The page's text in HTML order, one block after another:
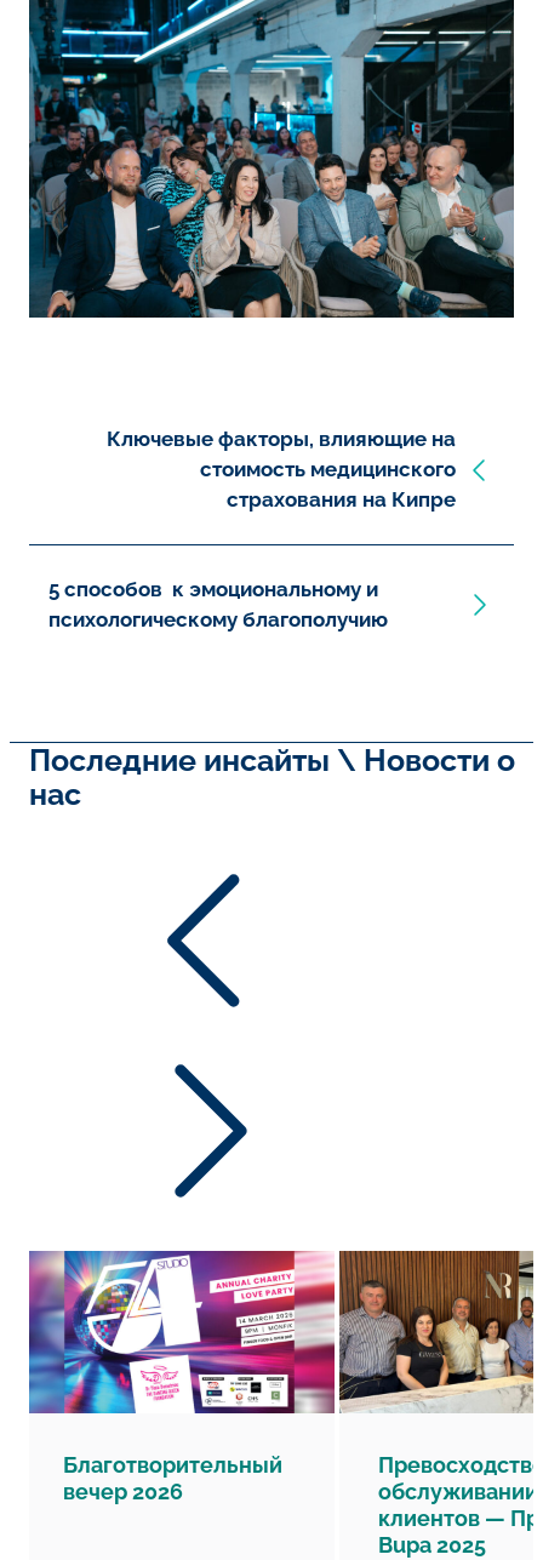
Ключевые факторы, влияющие на
стоимость медицинского
страхования на Кипре
5 способов к эмоциональному и
психологическому благополучию
Последние инсайты \ Новости о
нас
Благотворительный
вечер 2026
обслуживании
клиентов —
Bupa 2025